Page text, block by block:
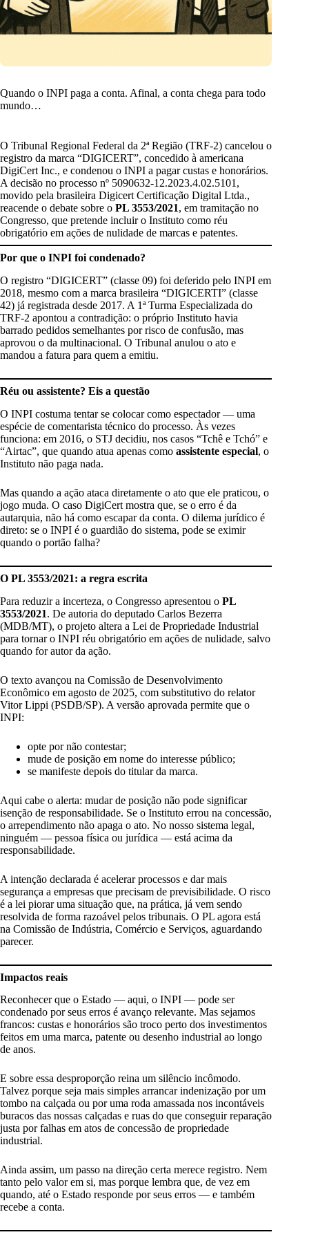
Quando o INPI paga a conta. Afinal, a conta chega para todo
mundo…
O Tribunal Regional Federal da 2ª Região (TRF-2) cancelou o
registro da marca “DIGICERT”, concedido à americana
DigiCert Inc., e condenou o INPI a pagar custas e honorários.
A decisão no processo nº 5090632-12.2023.4.02.5101,
movido pela brasileira Digicert Certificação Digital Ltda.,
reacende o debate sobre o PL 3553/2021, em tramitação no
Congresso, que pretende incluir o Instituto como réu
obrigatório em ações de nulidade de marcas e patentes.
Por que o INPI foi condenado?
O registro “DIGICERT” (classe 09) foi deferido pelo INPI em
2018, mesmo com a marca brasileira “DIGICERTI” (classe
42) já registrada desde 2017. A 1ª Turma Especializada do
TRF-2 apontou a contradição: o próprio Instituto havia
barrado pedidos semelhantes por risco de confusão, mas
aprovou o da multinacional. O Tribunal anulou o ato e
mandou a fatura para quem a emitiu.
Réu ou assistente? Eis a questão
O INPI costuma tentar se colocar como espectador — uma
espécie de comentarista técnico do processo. Às vezes
funciona: em 2016, o STJ decidiu, nos casos “Tchê e Tchó” e
“Airtac”, que quando atua apenas como assistente especial, o
Instituto não paga nada.
Mas quando a ação ataca diretamente o ato que ele praticou, o
jogo muda. O caso DigiCert mostra que, se o erro é da
autarquia, não há como escapar da conta. O dilema jurídico é
direto: se o INPI é o guardião do sistema, pode se eximir
quando o portão falha?
O PL 3553/2021: a regra escrita
Para reduzir a incerteza, o Congresso apresentou o PL
3553/2021. De autoria do deputado Carlos Bezerra
(MDB/MT), o projeto altera a Lei de Propriedade Industrial
para tornar o INPI réu obrigatório em ações de nulidade, salvo
quando for autor da ação.
O texto avançou na Comissão de Desenvolvimento
Econômico em agosto de 2025, com substitutivo do relator
Vitor Lippi (PSDB/SP). A versão aprovada permite que o
INPI:
opte por não contestar;
mude de posição em nome do interesse público;
se manifeste depois do titular da marca.
Aqui cabe o alerta: mudar de posição não pode significar
isenção de responsabilidade. Se o Instituto errou na concessão,
o arrependimento não apaga o ato. No nosso sistema legal,
ninguém — pessoa física ou jurídica — está acima da
responsabilidade.
A intenção declarada é acelerar processos e dar mais
segurança a empresas que precisam de previsibilidade. O risco
é a lei piorar uma situação que, na prática, já vem sendo
resolvida de forma razoável pelos tribunais. O PL agora está
na Comissão de Indústria, Comércio e Serviços, aguardando
parecer.
Impactos reais
Reconhecer que o Estado — aqui, o INPI — pode ser
condenado por seus erros é avanço relevante. Mas sejamos
francos: custas e honorários são troco perto dos investimentos
feitos em uma marca, patente ou desenho industrial ao longo
de anos.
E sobre essa desproporção reina um silêncio incômodo.
Talvez porque seja mais simples arrancar indenização por um
tombo na calçada ou por uma roda amassada nos incontáveis
buracos das nossas calçadas e ruas do que conseguir reparação
justa por falhas em atos de concessão de propriedade
industrial.
Ainda assim, um passo na direção certa merece registro. Nem
tanto pelo valor em si, mas porque lembra que, de vez em
quando, até o Estado responde por seus erros — e também
recebe a conta.